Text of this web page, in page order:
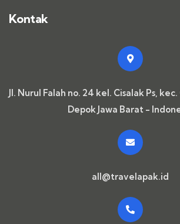
Kontak
Jl. Nurul Falah no. 24 kel. Cisalak Ps,
Depok Jawa Barat -
all@travelapak.id